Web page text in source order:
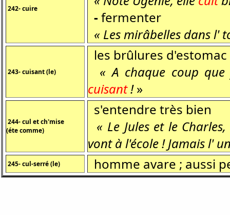
242- cuire
- fermenter
« Les mirâbelles dans l'
243- cuisant (le)
les brûlures d'estomac
« A chaque coup
cuisant!»
244- cul et ch'mise
(éte comme)
s'entendre très bien
« Le Jules et le Charles,
vont à l'école ! Jamais l'
245- cul-serré (le) homme avare ; aussi